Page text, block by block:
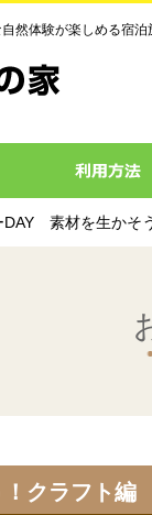
然体験が楽しめる宿泊
DAY 素材を生かそ
クラフト編